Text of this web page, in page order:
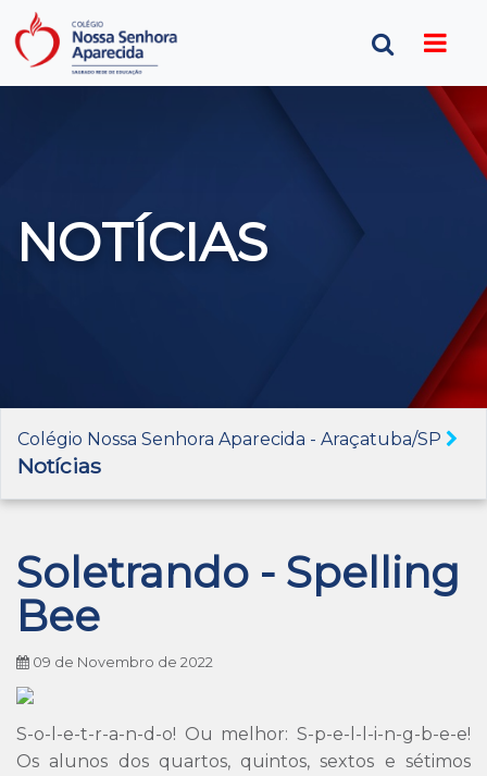
NOTÍCIAS
Colégio Nossa Senhora Aparecida - Araçatuba/SP
Notícias
Soletrando - Spelling
Bee
09 de Novembro de 2022
S-o-l-e-t-r-a-n-d-o! Ou melhor: S-p-e-l-l-i-n-g-b-e-e!
Os alunos dos quartos, quintos, sextos e sétimos